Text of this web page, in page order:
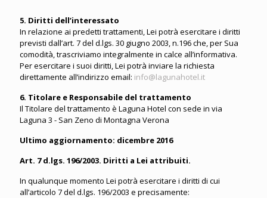
5. Diritti dell’interessato
In relazione ai predetti trattamenti, Lei potrà esercitare i diritti
previsti dall’art. 7 del d.lgs. 30 giugno 2003, n.196 che, per Sua
comodità, trascriviamo integralmente in calce all’informativa.
Per esercitare i suoi diritti, Lei potrà inviare la richiesta
direttamente all’indirizzo email: info@lagunahotel.it
6. Titolare e Responsabile del trattamento
Il Titolare del trattamento è Laguna Hotel con sede in via
Laguna 3 - San Zeno di Montagna Verona
Ultimo aggiornamento: dicembre 2016
Art. 7 d.lgs. 196/2003. Diritti a Lei attribuiti.
In qualunque momento Lei potrà esercitare i diritti di cui
all’articolo 7 del d.lgs. 196/2003 e precisamente: